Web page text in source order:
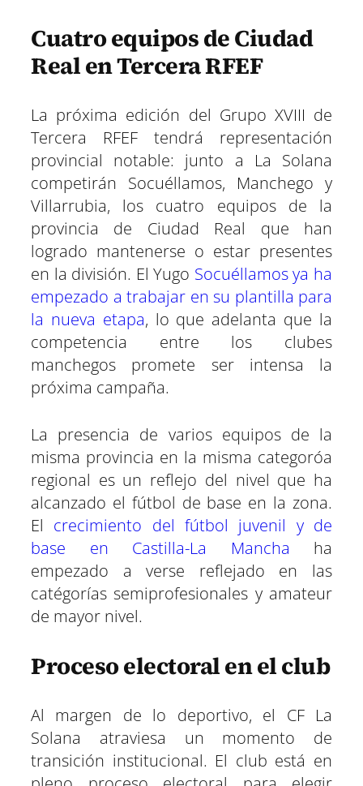
Cuatro equipos de Ciudad
Real en Tercera RFEF
La próxima edición del Grupo XVIII de
Tercera RFEF tendrá representación
provincial notable: junto a La Solana
competirán Socuéllamos, Manchego y
Villarrubia, los cuatro equipos de la
provincia de Ciudad Real que han
logrado mantenerse o estar presentes
en la división. El Yugo Socuéllamos ya ha
empezado a trabajar en su plantilla para
la nueva etapa, lo que adelanta que la
competencia entre los clubes
manchegos promete ser intensa la
próxima campaña.
La presencia de varios equipos de la
misma provincia en la misma categoróa
regional es un reflejo del nivel que ha
alcanzado el fútbol de base en la zona.
El crecimiento del fútbol juvenil y de
base en Castilla-La Mancha ha
empezado a verse reflejado en las
catégorías semiprofesionales y amateur
de mayor nivel.
Proceso electoral en el club
Al margen de lo deportivo, el CF La
Solana atraviesa un momento de
transición institucional. El club está en